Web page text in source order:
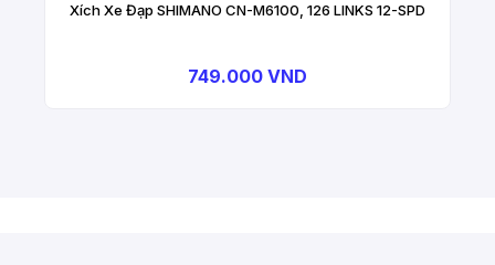
Xích Xe Đạp SHIMANO CN-M6100, 126 LINKS 12-SPD
749.000 VND